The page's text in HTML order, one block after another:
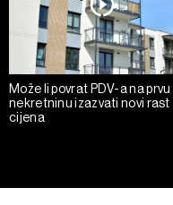
Može li povrat PDV-a na prvu
nekretninu izazvati novi rast
cijena